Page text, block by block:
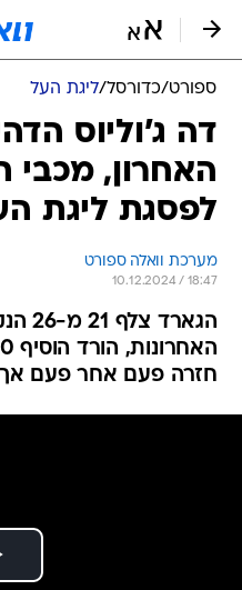
ספורט/כדורסל/ליגת העל
דה ג'וליוס
האחרון,
לפסגת ליגת
מערכת וואלה ספורט
10.12.2024 / 18:47
חזרה פעם אחר פעם אך